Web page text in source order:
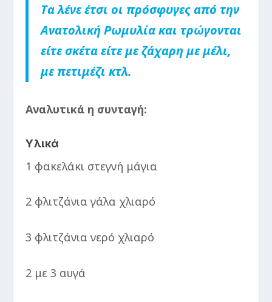
Tα λένε έτσι οι πρόσφυγες από την
Ανατολική Ρωμυλία και τρώγονται
είτε σκέτα είτε με ζάχαρη με μέλι,
με πετιμέζι κτλ.
Αναλυτικά η συνταγή:
Υλικά
1 φακελάκι στεγνή μάγια
2 φλιτζάνια γάλα χλιαρό
3 φλιτζάνια νερό χλιαρό
2 με 3 αυγά